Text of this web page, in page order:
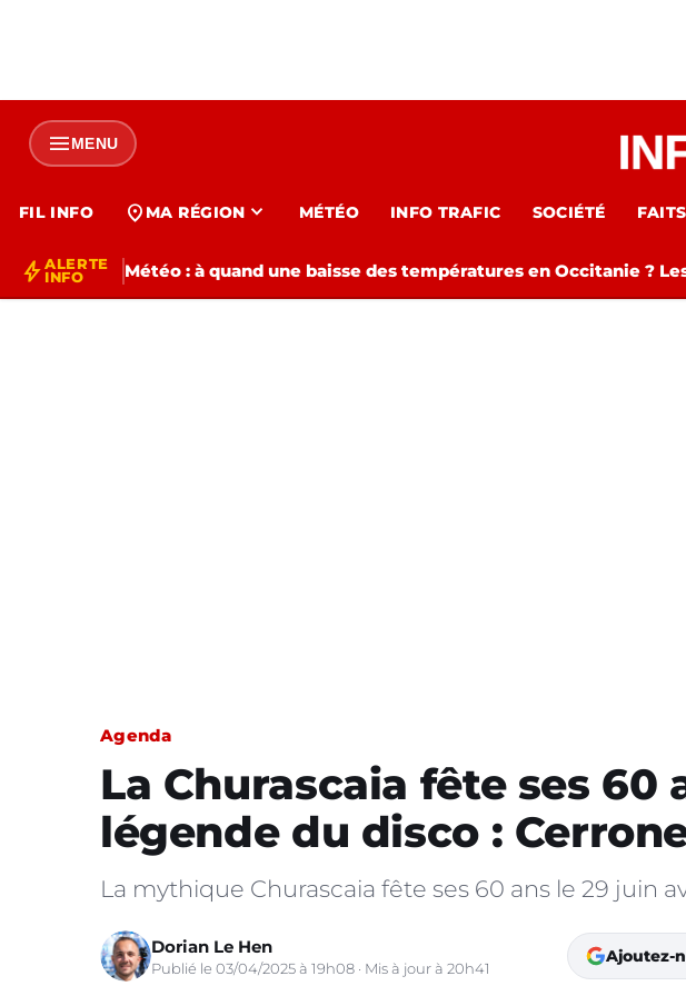
menuMENU
FIL INFO location_on MA RÉGION expand_more MÉTÉO INFO TRAFIC SOCIÉTÉ
bolt ALERTE
INFO
Météo : à quand une baisse des températures en Occitanie ?
Agenda
La Churascaia fête ses 60
légende du disco :
La mythique Churascaia fête ses 60 ans le 29 juin
Dorian Le Hen
Publié le 03/04/2025 à 19h08 · Mis à jour à 20h41
Ajoutez-